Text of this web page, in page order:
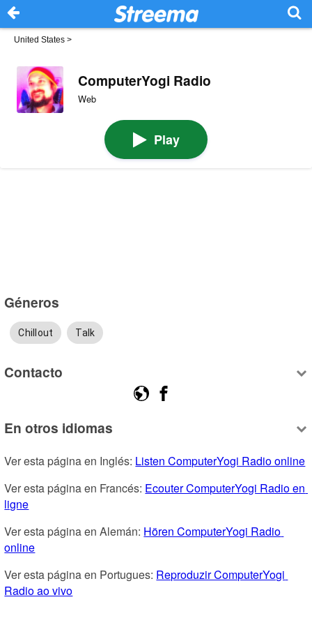
United States >
ComputerYogi Radio
Web
Play
Géneros
Chillout Talk
Contacto
En otros idiomas
Ver esta página en Inglés: Listen ComputerYogi Radio online
Ver esta página en Francés: Ecouter ComputerYogi Radio en
ligne
Ver esta página en Alemán: Hören ComputerYogi Radio
online
Ver esta página en Portugues: Reproduzir ComputerYogi
Radio ao vivo